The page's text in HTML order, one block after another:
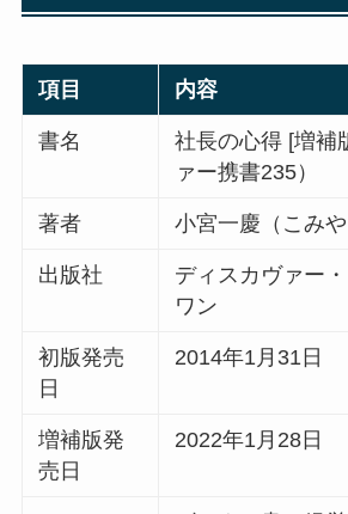
項目 内容
書名
社長の心得 [増補
ァー携書235）
著者 小宮一慶（こみや
出版社
ディスカヴァー
ワン
初版発売
日
2014年1月31日
増補版発
売日
2022年1月28日